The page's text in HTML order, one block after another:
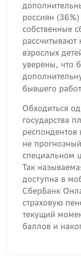
россиян
собственные
взрослых
уверены, что
бывшего
Обходиться
государства
не
специальном
Так
доступна в
СберБанк
страховую
текущий
баллов и